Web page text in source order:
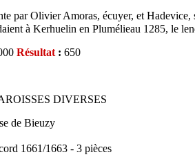
par Olivier Amoras, écuyer, et Hadevice,
à Kerhuelin en Plumélieau 1285, le
Résultat : 650
DIVERSES
de Bieuzy
1661/1663 - 3 pièces